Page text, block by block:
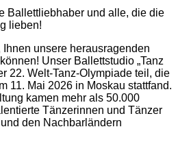
Ballettliebhaber und alle, die die
lieben!
Ihnen unsere herausragenden
Unser Ballettstudio „Tanz
22. Welt-Tanz-Olympiade teil, die
11. Mai 2026 in Moskau stattfand.
kamen mehr als 50.000
Tänzerinnen und Tänzer
den Nachbarländern